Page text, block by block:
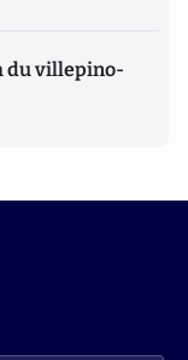
du villepino-